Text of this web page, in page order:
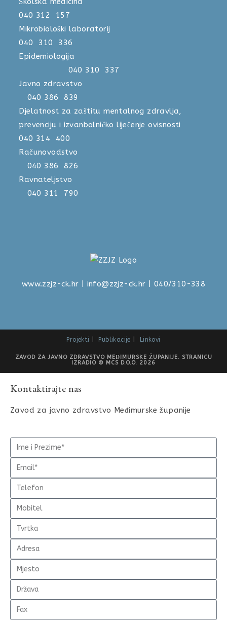
040 312 157
Mikrobiološki laboratorij
040 310 336
Epidemiologija
040 310 337
Javno zdravstvo
040 386 839
Djelatnost za zaštitu mentalnog zdravlja,
prevenciju i izvanbolničko liječenje ovisnosti
040 314 400
Računovodstvo
040 386 826
Ravnateljstvo
040 311 790
www.zzjz-ck.hr info@zzjz-ck.hr | 040/310-338
Projekti Publikacije Linkovi
ZAVOD ZA JAVNO ZDRAVSTVO MEĐIMURSKE ŽUPANIJE. STRANICU
IZRADIO © MCS D.O.O. 2026
Kontaktirajte nas
Zavod za javno zdravstvo Međimurske županije